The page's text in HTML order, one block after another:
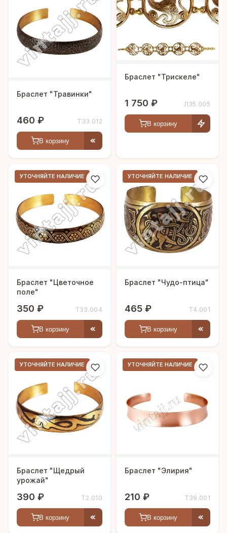
Браслет "Травинки"
460 ₽ Т33.012
В корзину
Браслет "Трискеле"
1 750 ₽ Л35.005
В корзину
УТОЧНЯЙТЕ НАЛИЧИЕ
Браслет "Цветочное
поле"
350 ₽ Т33.004
В корзину
УТОЧНЯЙТЕ НАЛИЧИЕ
Браслет "Чудо-птица"
465 ₽ Т4.001
В корзину
УТОЧНЯЙТЕ НАЛИЧИЕ
Браслет "Щедрый
урожай"
390 ₽ Т2.010
В корзину
УТОЧНЯЙТЕ НАЛИЧИЕ
Браслет "Элирия"
210 ₽ Т39.001
В корзину